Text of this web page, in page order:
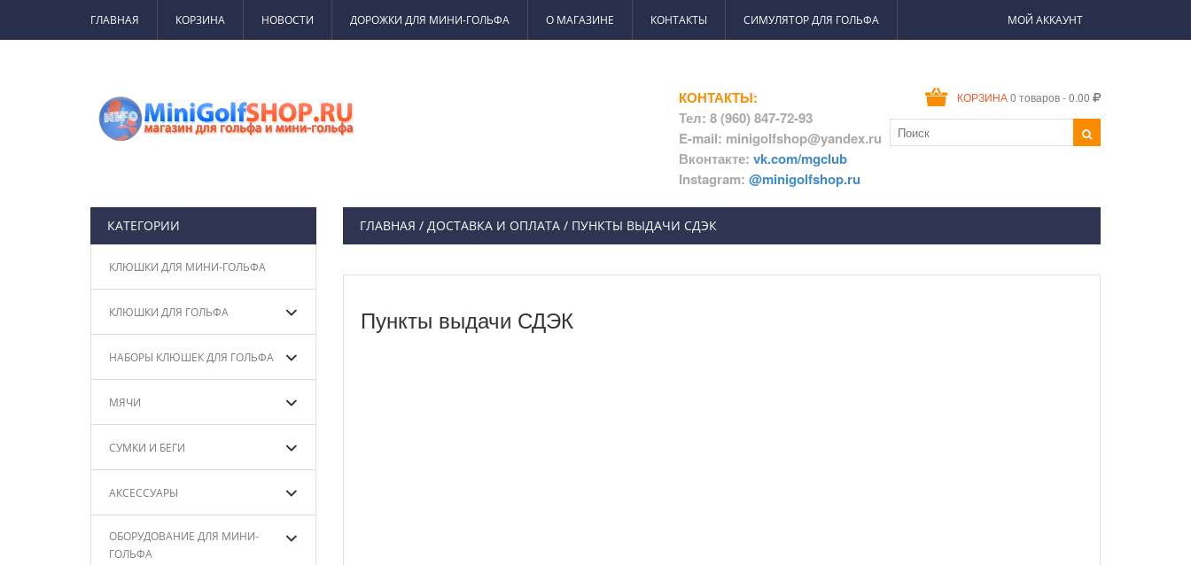
ГЛАВНАЯ КОРЗИНА НОВОСТИ ДОРОЖКИ ДЛЯ МИНИ-ГОЛЬФА О МАГАЗИНЕ КОНТАКТЫ СИМУЛЯТОР ДЛЯ ГОЛЬФА МОЙ АККАУНТ
КОРЗИНА 0 товаров - 0.00
КОНТАКТЫ:
Тел: 8 (960) 847-72-93
E-mail: minigolfshop@yandex.ru
Вконтакте: vk.com/mgclub
Instagram: @minigolfshop.ru
КАТЕГОРИИ
КЛЮШКИ ДЛЯ МИНИ-ГОЛЬФА
КЛЮШКИ ДЛЯ ГОЛЬФА
НАБОРЫ КЛЮШЕК ДЛЯ ГОЛЬФА
МЯЧИ
СУМКИ И БЕГИ
АКСЕССУАРЫ
ОБОРУДОВАНИЕ ДЛЯ МИНИ-
ГОЛЬФА
ГЛАВНАЯ / ДОСТАВКА И ОПЛАТА / ПУНКТЫ ВЫДАЧИ СДЭК
Пункты выдачи СДЭК